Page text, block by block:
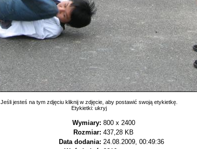
Jeśli jesteś na tym zdjęciu kliknij w zdjęcie, aby postawić swoją etykietkę.
Etykietki: ukryj
Wymiary: 800 x 2400
Rozmiar: 437,28 KB
Data dodania: 24.08.2009, 00:49:36